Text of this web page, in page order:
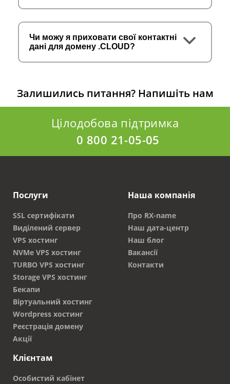
Чи можу я приховати свої контактні
дані для домену .CLOUD?
Залишились питання? Напишіть нам
Цілодобова підтримка
0 800 21-05-05
Послуги
SSL сертифікати
Виділений сервер
VPS хостинг
NVMe VPS хостинг
TURBO VPS хостинг
Storage VPS хостинг
Бекапи
Віртуальний хостинг
Wordpress хостинг
Реєстрація домену
Акції
Наша компанія
Про RX-name
Наш дата-центр
Наш блог
Вакансії
Контакти
Клієнтам
Особистий кабінет